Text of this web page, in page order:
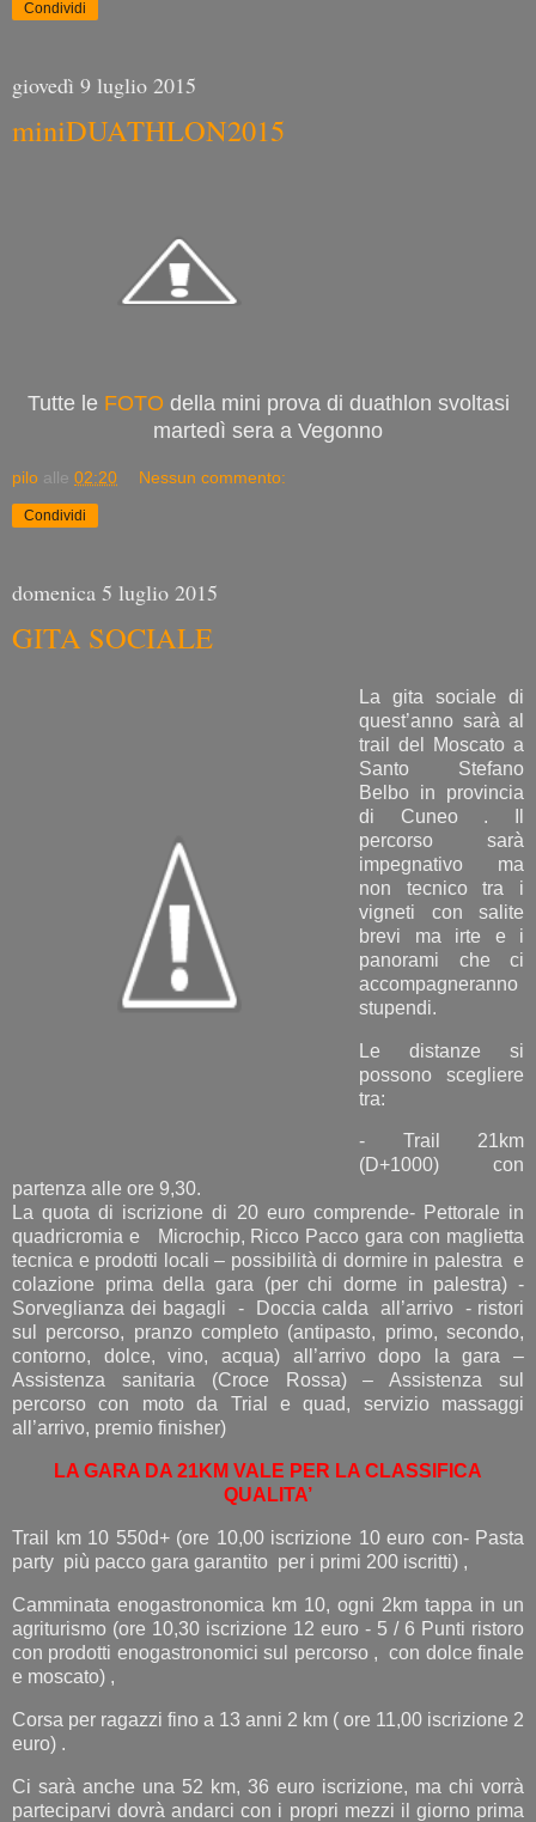
Condividi
giovedì 9 luglio 2015
miniDUATHLON2015
Tutte le FOTO della mini prova di duathlon svoltasi
martedì sera a Vegonno
pilo alle 02:20 Nessun commento:
Condividi
domenica 5 luglio 2015
GITA SOCIALE
La gita sociale di
quest’anno sarà al
trail del Moscato a
Santo Stefano
Belbo in provincia
di Cuneo . Il
percorso sarà
impegnativo ma
non tecnico tra i
vigneti con salite
brevi ma irte e i
panorami che ci
accompagneranno
stupendi.
Le distanze si
possono scegliere
tra:
- Trail 21km
(D+1000) con
partenza alle ore 9,30.
La quota di iscrizione di 20 euro comprende- Pettorale in
quadricromia e Microchip, Ricco Pacco gara con maglietta
tecnica e prodotti locali – possibilità di dormire in palestra e
colazione prima della gara (per chi dorme in palestra) -
Sorveglianza dei bagagli - Doccia calda all’arrivo - ristori
sul percorso, pranzo completo (antipasto, primo, secondo,
contorno, dolce, vino, acqua) all’arrivo dopo la gara –
Assistenza sanitaria (Croce Rossa) – Assistenza sul
percorso con moto da Trial e quad, servizio massaggi
all’arrivo, premio finisher)
LA GARA DA 21KM VALE PER LA CLASSIFICA
QUALITA’
Trail km 10 550d+ (ore 10,00 iscrizione 10 euro con- Pasta
party più pacco gara garantito per i primi 200 iscritti) ,
Camminata enogastronomica km 10, ogni 2km tappa in un
agriturismo (ore 10,30 iscrizione 12 euro - 5 / 6 Punti ristoro
con prodotti enogastronomici sul percorso , con dolce finale
e moscato) ,
Corsa per ragazzi fino a 13 anni 2 km ( ore 11,00 iscrizione 2
euro) .
Ci sarà anche una 52 km, 36 euro iscrizione, ma chi vorrà
parteciparvi dovrà andarci con i propri mezzi il giorno prima